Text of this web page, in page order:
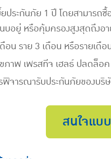
เบี้ยประกันภัย 1 ปี โดยสาม
อยู่ หรือคุ้มครองสูงสุดถึงอ
ดือน ราย 3 เดือน หรือราย
ภาพ เพรสทีจ เฮลธ์ ปลดล็อ
จารณารับประกันภัยของบริ
สนใจแบ